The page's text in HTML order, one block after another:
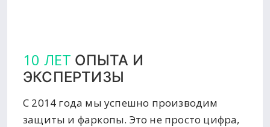
10 ЛЕТ ОПЫТА И
ЭКСПЕРТИЗЫ
С 2014 года мы успешно производим
защиты и фаркопы. Это не просто цифра,